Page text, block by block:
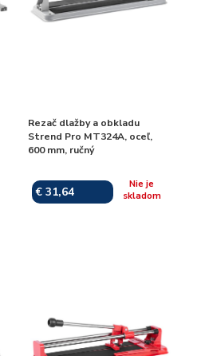
Rezač dlažby a obkladu
Strend Pro MT324A, oceľ,
600 mm, ručný
€ 31,64
Nie je
skladom